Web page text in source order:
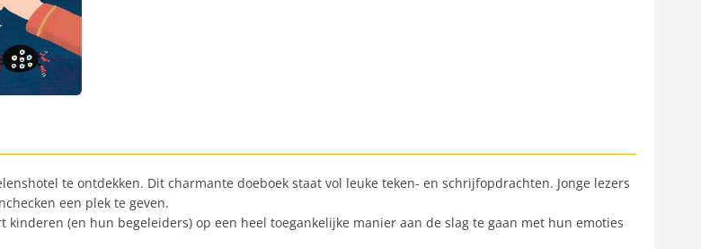
te ontdekken. Dit charmante doeboek staat vol leuke teken- en schrijfopdrachten. Jonge lezers
een plek te geven.
kinderen (en hun begeleiders) op een heel toegankelijke manier aan de slag te gaan met hun emoties